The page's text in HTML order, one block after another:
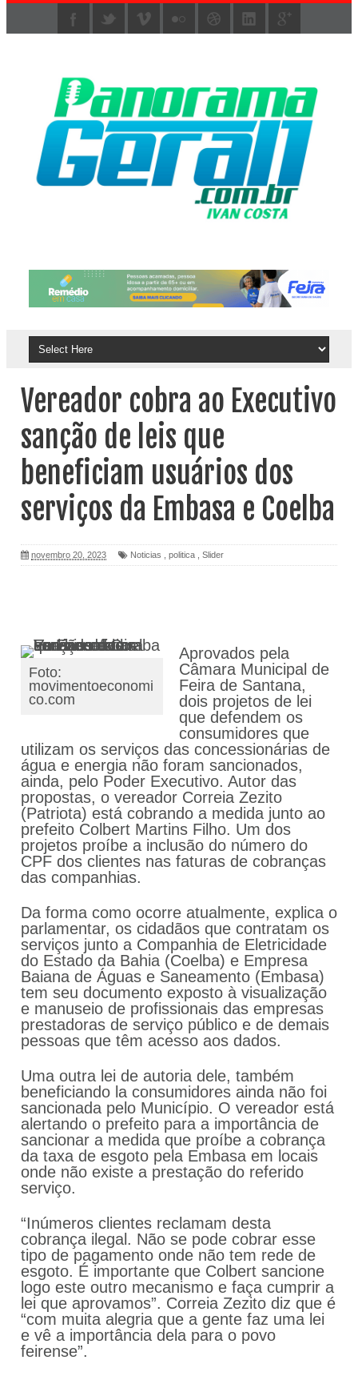
Vereador cobra ao Executivo
sanção de leis que
beneficiam usuários dos
serviços da Embasa e Coelba
novembro 20, 2023 Noticias politica Slider
Foto:
movimentoeconomi
co.com
Aprovados pela
Câmara Municipal de
Feira de Santana,
dois projetos de lei
que defendem os
consumidores que
utilizam os serviços das concessionárias de
água e energia não foram sancionados,
ainda, pelo Poder Executivo. Autor das
propostas, o vereador Correia Zezito
(Patriota) está cobrando a medida junto ao
prefeito Colbert Martins Filho. Um dos
projetos proíbe a inclusão do número do
CPF dos clientes nas faturas de cobranças
das companhias.
Da forma como ocorre atualmente, explica o
parlamentar, os cidadãos que contratam os
serviços junto a Companhia de Eletricidade
do Estado da Bahia (Coelba) e Empresa
Baiana de Águas e Saneamento (Embasa)
tem seu documento exposto à visualização
e manuseio de profissionais das empresas
prestadoras de serviço público e de demais
pessoas que têm acesso aos dados.
Uma outra lei de autoria dele, também
beneficiando la consumidores ainda não foi
sancionada pelo Município. O vereador está
alertando o prefeito para a importância de
sancionar a medida que proíbe a cobrança
da taxa de esgoto pela Embasa em locais
onde não existe a prestação do referido
serviço.
“Inúmeros clientes reclamam desta
cobrança ilegal. Não se pode cobrar esse
tipo de pagamento onde não tem rede de
esgoto. É importante que Colbert sancione
logo este outro mecanismo e faça cumprir a
lei que aprovamos”. Correia Zezito diz que é
“com muita alegria que a gente faz uma lei
e vê a importância dela para o povo
feirense”.